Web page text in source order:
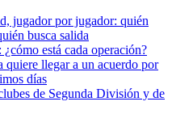
jugador por jugador: quién
busca salida
está cada operación?
llegar a un acuerdo por
días
de Segunda División y de